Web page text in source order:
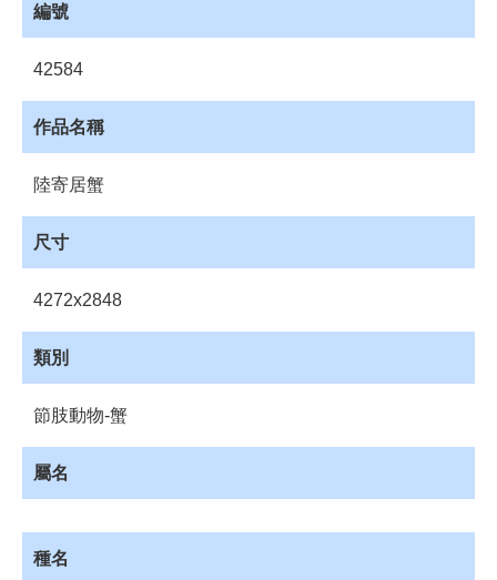
網
站
購
物
車
載
資
藏
編號
42584
作品名稱
陸寄居蟹
尺寸
4272x2848
類別
節肢動物-蟹
屬名
種名